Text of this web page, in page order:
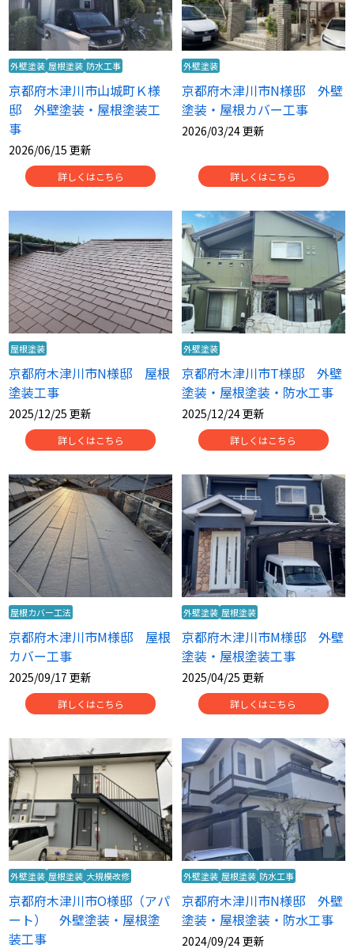
外壁塗装 屋根塗装 防水工事
京都府木津川市山城町Ｋ様
邸 外壁塗装・屋根塗装工
事
2026/06/15 更新
詳しくはこちら
外壁塗装
京都府木津川市N様邸 外壁
塗装・屋根カバー工事
2026/03/24 更新
詳しくはこちら
屋根塗装
京都府木津川市N様邸 屋根
塗装工事
2025/12/25 更新
詳しくはこちら
外壁塗装
京都府木津川市T様邸 外壁
塗装・屋根塗装・防水工事
2025/12/24 更新
詳しくはこちら
屋根カバー工法
京都府木津川市M様邸 屋根
カバー工事
2025/09/17 更新
詳しくはこちら
外壁塗装 屋根塗装
京都府木津川市M様邸 外壁
塗装・屋根塗装工事
2025/04/25 更新
詳しくはこちら
外壁塗装 屋根塗装 大規模改修
京都府木津川市O様邸（アパ
ート） 外壁塗装・屋根塗
装工事
外壁塗装 屋根塗装 防水工事
京都府木津川市N様邸 外壁
塗装・屋根塗装・防水工事
2024/09/24 更新